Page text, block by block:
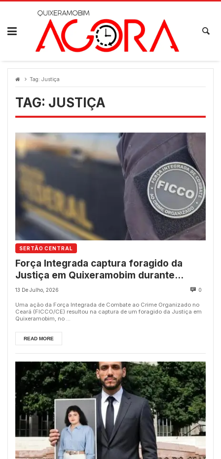
Skip
Tag: Justiça
TAG: JUSTIÇA
SERTÃO CENTRAL
Força Integrada captura foragido da
Justiça em Quixeramobim durante
operação no Ceará
13 De Julho, 2026 0
Uma ação da Força Integrada de Combate ao Crime Organizado no
Ceará (FICCO/CE) resultou na captura de um foragido da Justiça em
Quixeramobim, no ...
READ MORE